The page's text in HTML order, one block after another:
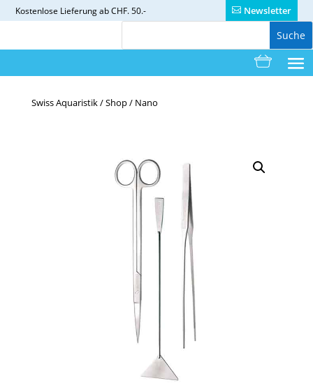
Kostenlose Lieferung ab CHF. 50.- Newsletter
Swiss Aquaristik/Shop/ Nano